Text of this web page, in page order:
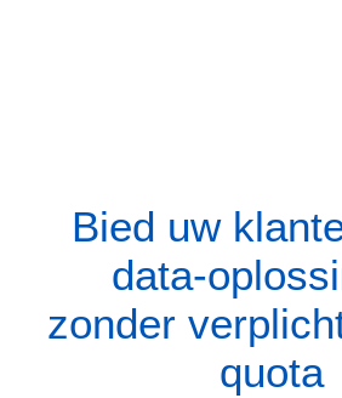
Bied uw
data-
zonder
quota